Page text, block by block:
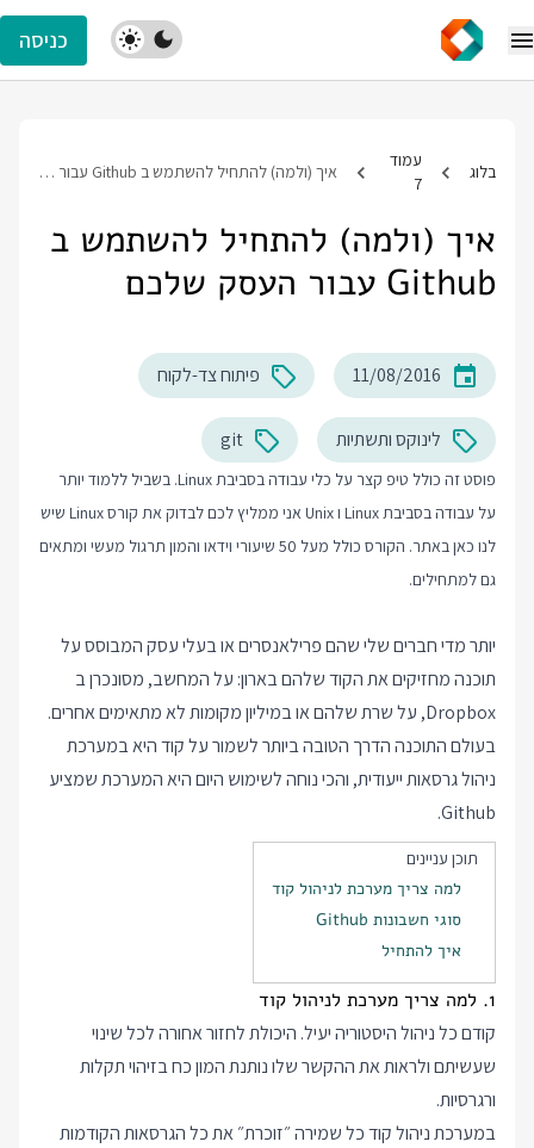
כניסה
בלוג
עמוד
7
איך (ולמה) להתחיל להשתמש ב Github עבור העסק שלכם
איך (ולמה) להתחיל להשתמש ב
Github עבור העסק שלכם
11/08/2016 פיתוח צד-לקוח
לינוקס ותשתיות git
פוסט זה כולל טיפ קצר על כלי עבודה בסביבת Linux. בשביל ללמוד יותר
על עבודה בסביבת Linux ו Unix אני ממליץ לכם לבדוק את
קורס Linux
שיש
לנו כאן באתר. הקורס כולל מעל 50 שיעורי וידאו והמון תרגול מעשי ומתאים
גם למתחילים.
יותר מדי חברים שלי שהם פרילאנסרים או בעלי עסק המבוסס על
תוכנה מחזיקים את הקוד שלהם בארון: על המחשב, מסונכרן ב
Dropbox, על שרת שלהם או במיליון מקומות לא מתאימים אחרים.
בעולם התוכנה הדרך הטובה ביותר לשמור על קוד היא במערכת
ניהול גרסאות ייעודית, והכי נוחה לשימוש היום היא המערכת שמציע
Github.
תוכן עניינים
למה צריך מערכת לניהול קוד
סוגי חשבונות Github
איך להתחיל
1. למה צריך מערכת לניהול קוד
קודם כל ניהול היסטוריה יעיל. היכולת לחזור אחורה לכל שינוי
שעשיתם ולראות את ההקשר שלו נותנת המון כח בזיהוי תקלות
ורגרסיות.
במערכת ניהול קוד כל שמירה ״זוכרת״ את כל הגרסאות הקודמות